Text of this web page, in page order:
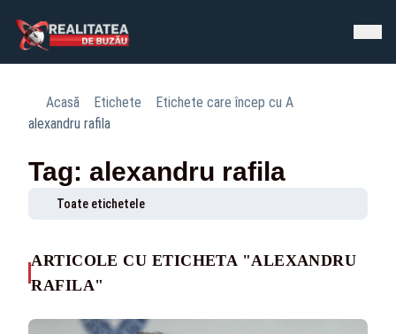
Acasă Etichete
Etichete care încep cu A
alexandru rafila
Tag: alexandru rafila
Toate etichetele
ARTICOLE CU ETICHETA "ALEXANDRU
RAFILA"